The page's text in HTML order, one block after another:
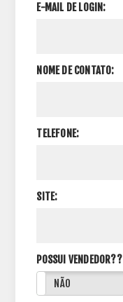
E-MAIL DE LOGIN:
NOME DE CONTATO:
TELEFONE:
SITE:
POSSUI VENDEDOR??
NÃO